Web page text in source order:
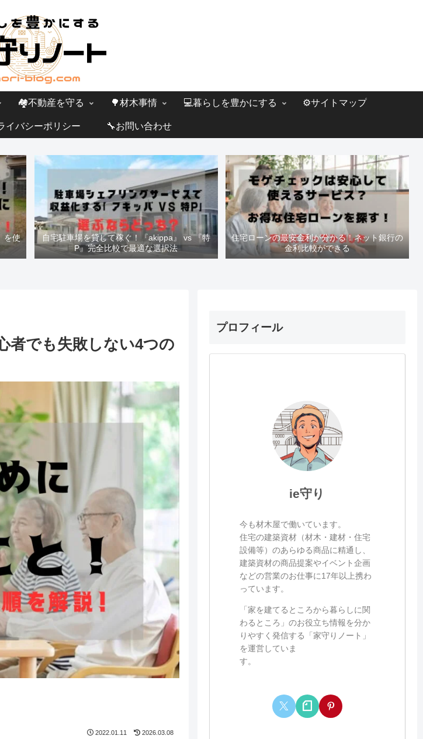
🏘️不動産を守る 🌳材木事情 💻暮らしを豊かにする ⚙️サイトマップ
イバシーポリシー 🔧お問い合わせ
を使
自宅駐車場を貸して稼ぐ！『akippa』 vs 『特
P』完全比較で最適な選択法
住宅ローンの最安金利が分かる！ネット銀行の
金利比較ができる
者でも失敗しない4つの
2022.01.11 2026.03.08
プロフィール
ie守り
今も材木屋で働いています。
住宅の建築資材（材木・建材・住宅
設備等）のあらゆる商品に精通し、
建築資材の商品提案やイベント企画
などの営業のお仕事に17年以上携わ
っています。
「家を建てるところから暮らしに関
わるところ」のお役立ち情報を分か
りやすく発信する「家守りノート」
を運営していま
す。